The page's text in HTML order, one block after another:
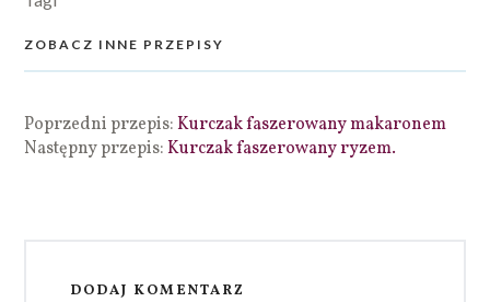
ZOBACZ INNE PRZEPISY
Poprzedni przepis:Kurczak faszerowany makaronem
Następny przepis:Kurczak faszerowany ryzem.
DODAJ KOMENTARZ